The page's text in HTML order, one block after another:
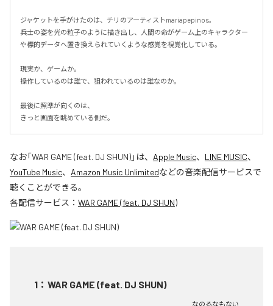
ジャケットを手がけたのは、チリのアーティストmariapepinos。
兵士の姿を光の粒子のように描き出し、人間の命がゲーム上のキャラクター
や標的データへ置き換えられていくような感覚を視覚化している。
現実か、ゲームか。
操作しているのは誰で、狙われているのは誰なのか。
最後に照準が向くのは、
きっと画面を眺めている側だ。
なお「WAR GAME (feat. DJ SHUN)」は、 Apple Music、 LINE MUSIC、
YouTube Music、 Amazon Music Unlimitedなどの音楽配信サービスで
聴くことができる。
各配信サービス： WAR GAME (feat. DJ SHUN)
1 ： WAR GAME (feat. DJ SHUN)
なのるなもない